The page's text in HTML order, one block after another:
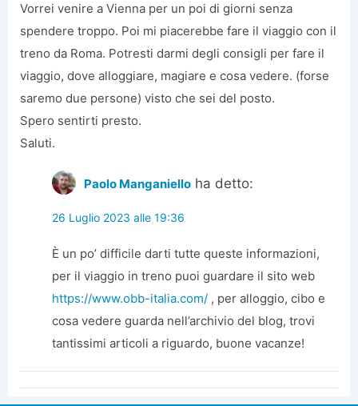
Vorrei venire a Vienna per un poi di giorni senza
spendere troppo. Poi mi piacerebbe fare il viaggio con il
treno da Roma. Potresti darmi degli consigli per fare il
viaggio, dove alloggiare, magiare e cosa vedere. (forse
saremo due persone) visto che sei del posto.
Spero sentirti presto.
Saluti.
Paolo Manganiello ha detto:
26 Luglio 2023 alle 19:36
È un po’ difficile darti tutte queste informazioni,
per il viaggio in treno puoi guardare il sito web
https://www.obb-italia.com/ , per alloggio, cibo e
cosa vedere guarda nell’archivio del blog, trovi
tantissimi articoli a riguardo, buone vacanze!